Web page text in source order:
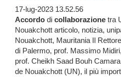
17-lug-2023 13.52.56
Accordo di collaborazione tra
Nouakchott articolo, notizia,
Nouakchott, Mauritania Il
di Palermo, prof. Massimo
prof. Cheikh Saad Bouh
de Nouakchott (UN), il più